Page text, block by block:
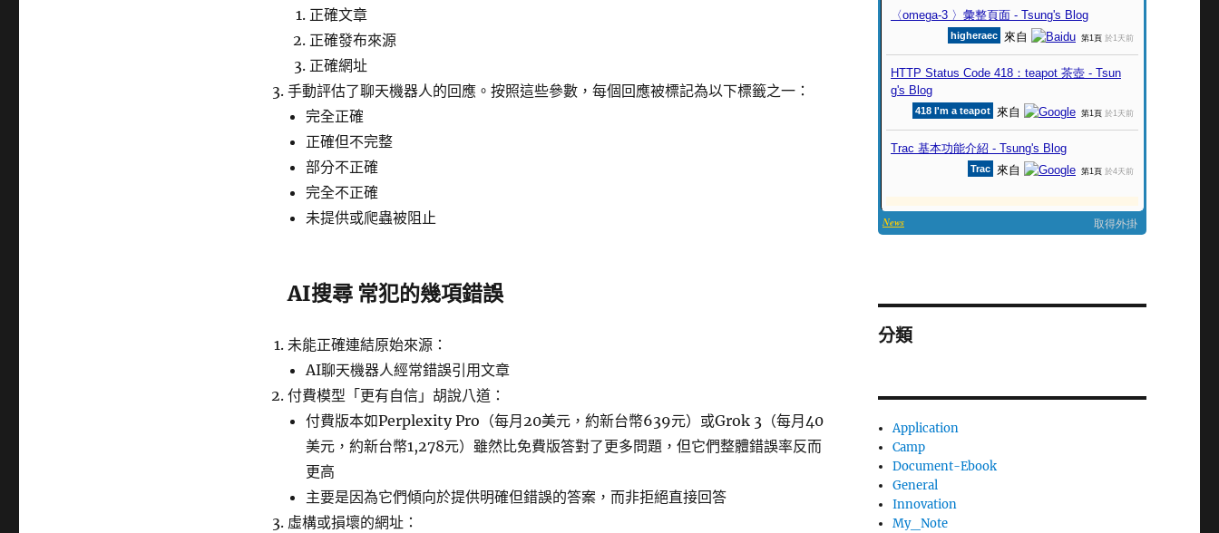
正確文章
正確發布來源
正確網址
手動評估了聊天機器人的回應。按照這些參數，每個回應被標記為以下標籤之一：
完全正確
正確但不完整
部分不正確
完全不正確
未提供或爬蟲被阻止
AI搜尋 常犯的幾項錯誤
未能正確連結原始來源：
AI聊天機器人經常錯誤引用文章
付費模型「更有自信」胡說八道：
付費版本如Perplexity Pro（每月20美元，約新台幣639元）或Grok 3（每月40
美元，約新台幣1,278元）雖然比免費版答對了更多問題，但它們整體錯誤率反而
更高
主要是因為它們傾向於提供明確但錯誤的答案，而非拒絕直接回答
虛構或損壞的網址：
分類
Application
Camp
Document-Ebook
General
Innovation
My_Note